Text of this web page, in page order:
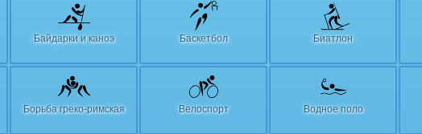
Байдарки и каноэ Баскетбол Биатлон
Борьба греко-римская Велоспорт Водное поло